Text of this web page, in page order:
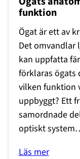
funktion
Ögat är ett av
Det omvandlar
kan uppfatta
förklaras ögats
vilken funktion
uppbyggt? Ett
samordnade
optiskt
Läs mer